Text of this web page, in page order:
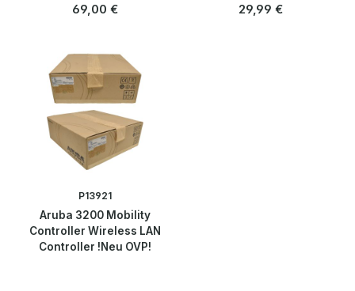
Regulärer Preis:
69,00 € Regulärer Preis:
29,99 €
P13921
Aruba 3200 Mobility
Controller Wireless LAN
Controller !Neu OVP!